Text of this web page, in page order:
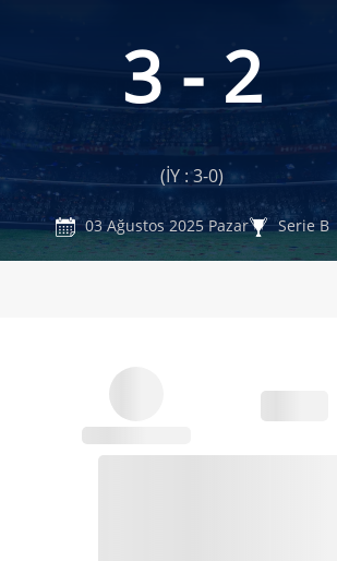
3 - 2
(İY : 3-0)
03 Ağustos 2025 Pazar Serie B